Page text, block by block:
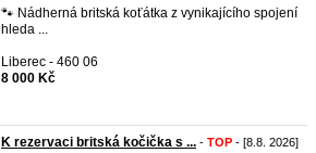
🐾 Nádherná britská koťátka z vynikajícího spojení
hleda ...
Liberec - 460 06
8 000 Kč
K rezervaci britská kočička s ... - TOP - [8.8. 2026]